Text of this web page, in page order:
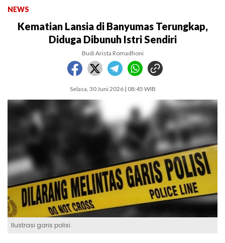
NEWS
Kematian Lansia di Banyumas Terungkap,
Diduga Dibunuh Istri Sendiri
Budi Arista Romadhoni
Selasa, 30 Juni 2026 | 08:45 WIB
Ilustrasi garis polisi.